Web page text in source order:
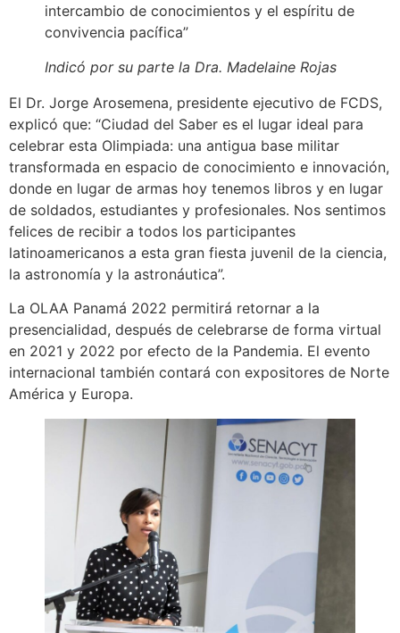
intercambio de conocimientos y el espíritu de
convivencia pacífica”
Indicó por su parte la Dra. Madelaine Rojas
El Dr. Jorge Arosemena, presidente ejecutivo de FCDS,
explicó que: “Ciudad del Saber es el lugar ideal para
celebrar esta Olimpiada: una antigua base militar
transformada en espacio de conocimiento e innovación,
donde en lugar de armas hoy tenemos libros y en lugar
de soldados, estudiantes y profesionales. Nos sentimos
felices de recibir a todos los participantes
latinoamericanos a esta gran fiesta juvenil de la ciencia,
la astronomía y la astronáutica”.
La OLAA Panamá 2022 permitirá retornar a la
presencialidad, después de celebrarse de forma virtual
en 2021 y 2022 por efecto de la Pandemia. El evento
internacional también contará con expositores de Norte
América y Europa.